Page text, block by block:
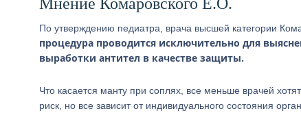
По утверждению педиатра, врача высшей категории
процедура проводится исключительно для
выработки антител в качестве защиты.
Что касается манту при соплях, все меньше врачей
риск, но все зависит от индивидуального состояния